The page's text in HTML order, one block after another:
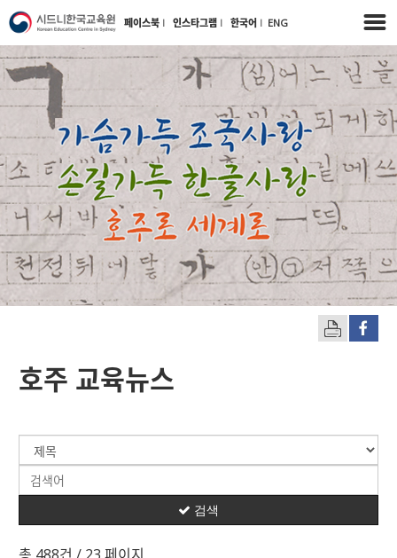
페이스북 l 인스타그램 l 한국어 l ENG
호주 교육뉴스
검색